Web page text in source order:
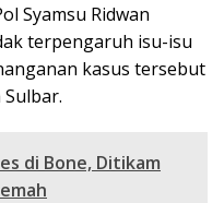
Syamsu Ridwan
terpengaruh isu-isu
kasus tersebut
di Bone, Ditikam